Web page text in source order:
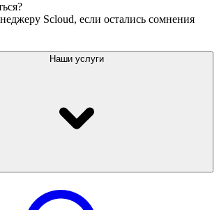
Scloud, если остались сомнения
Наши услуги